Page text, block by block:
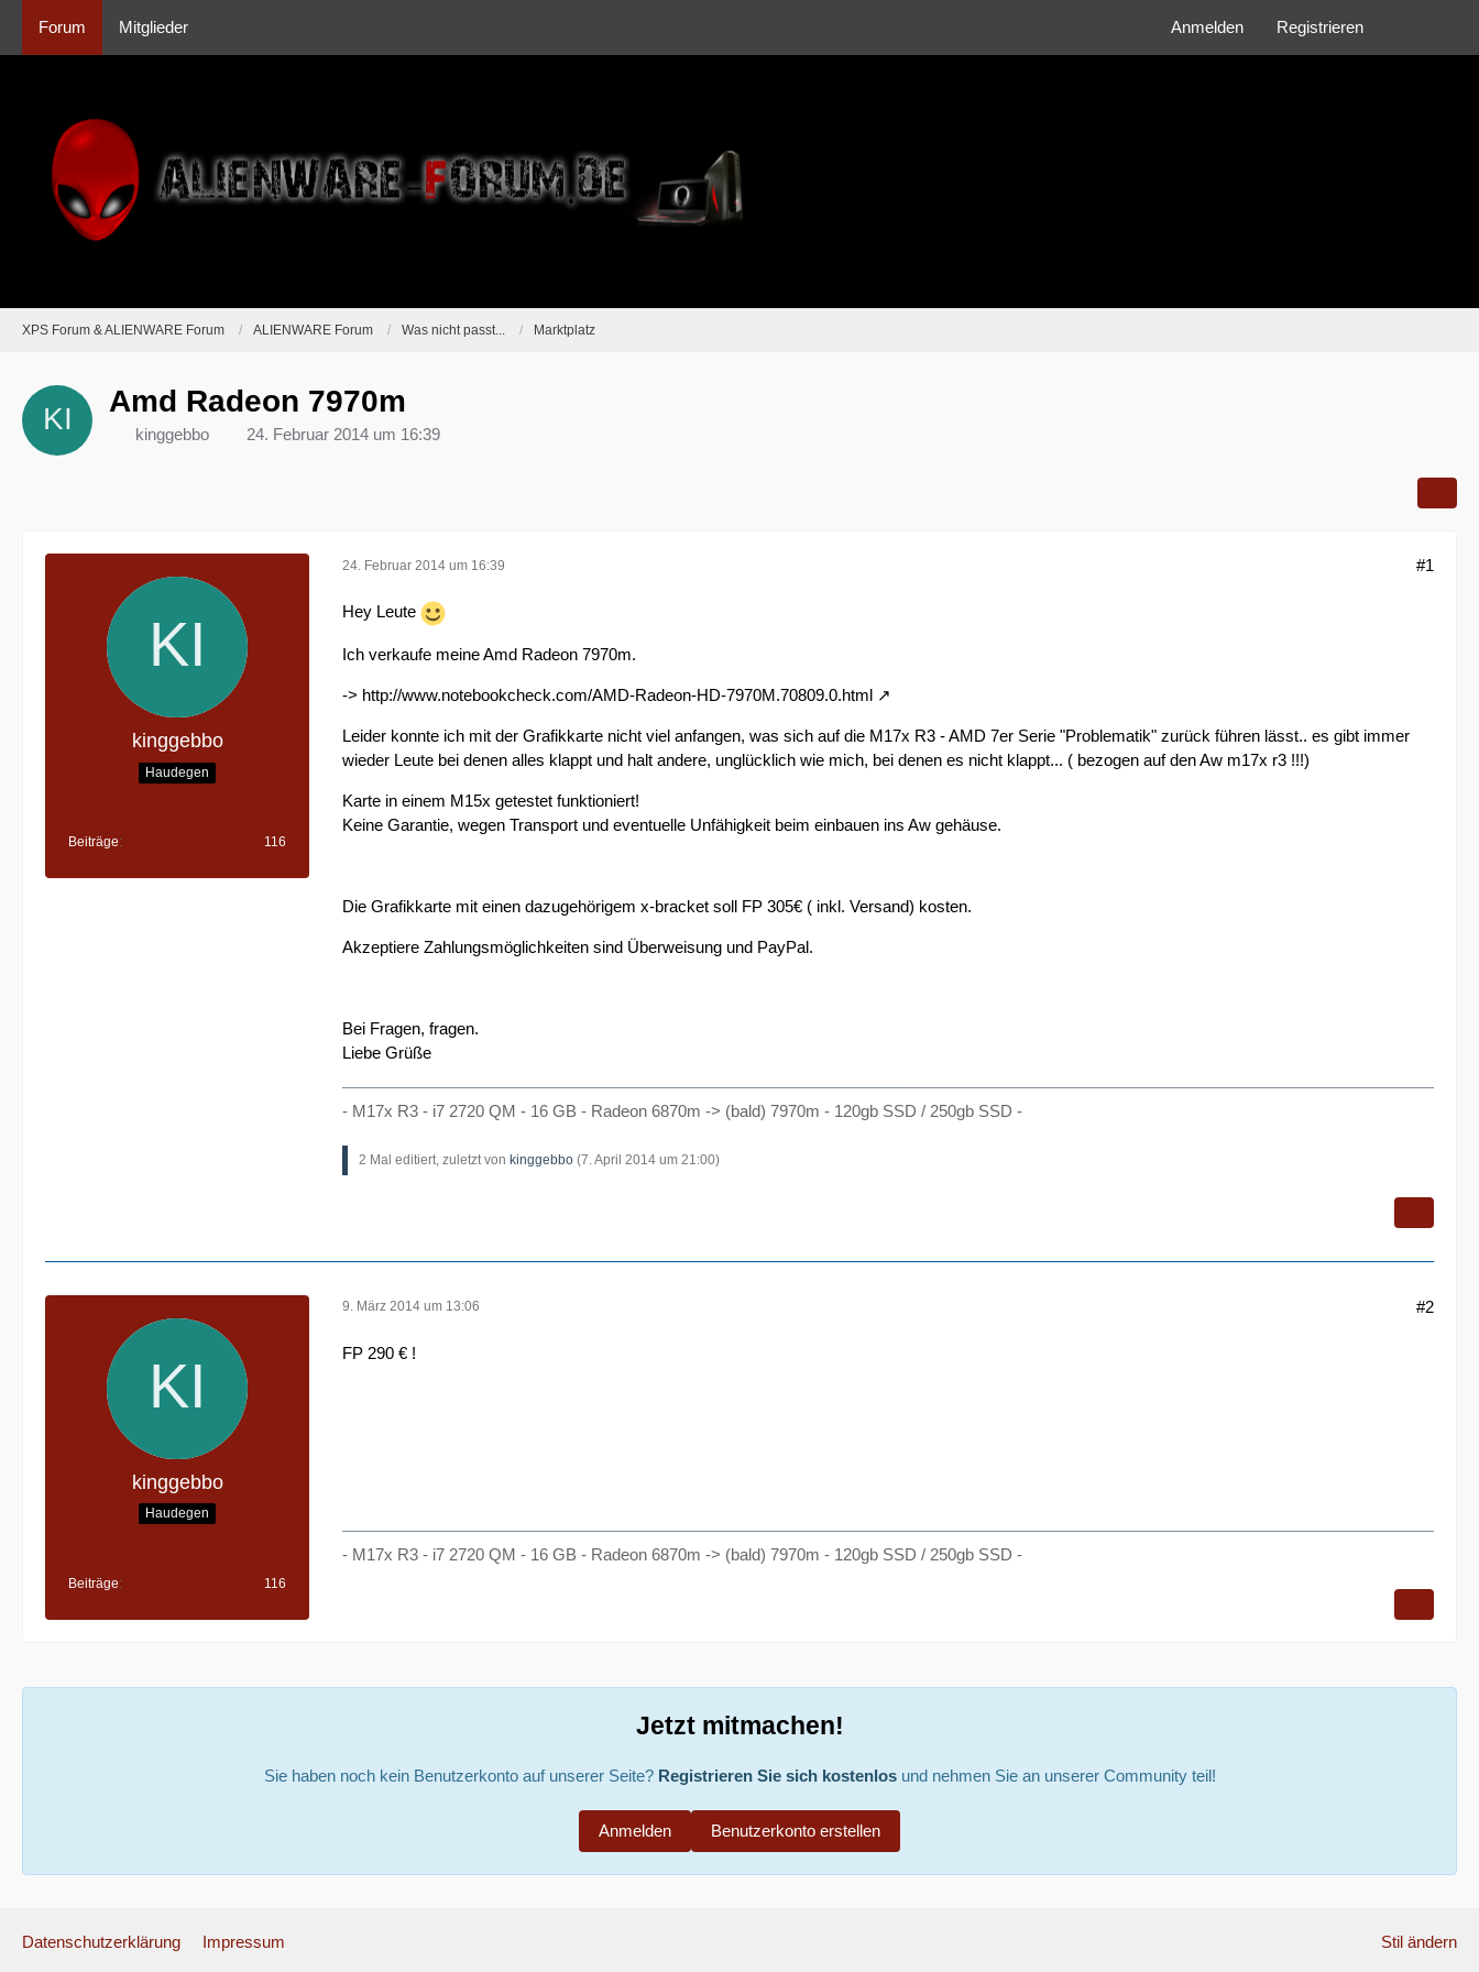
Forum Mitglieder Anmelden Registrieren
XPS Forum & ALIENWARE Forum ALIENWARE Forum Was nicht passt... Marktplatz
Amd Radeon 7970m
kinggebbo 24. Februar 2014 um 16:39
kinggebbo
Haudegen
Beiträge 116
24. Februar 2014 um 16:39 #1
Hey Leute
Ich verkaufe meine Amd Radeon 7970m.
-> http://www.notebookcheck.com/AMD-Radeon-HD-7970M.70809.0.html
Leider konnte ich mit der Grafikkarte nicht viel anfangen, was sich auf die M17x R3 - AMD 7er Serie "Problematik" zurück führen lässt.. es gibt immer
wieder Leute bei denen alles klappt und halt andere, unglücklich wie mich, bei denen es nicht klappt... ( bezogen auf den Aw m17x r3 !!!)
Karte in einem M15x getestet funktioniert!
Keine Garantie, wegen Transport und eventuelle Unfähigkeit beim einbauen ins Aw gehäuse.
Die Grafikkarte mit einen dazugehörigem x-bracket soll FP 305€ ( inkl. Versand) kosten.
Akzeptiere Zahlungsmöglichkeiten sind Überweisung und PayPal.
Bei Fragen, fragen.
Liebe Grüße
- M17x R3 - i7 2720 QM - 16 GB - Radeon 6870m -> (bald) 7970m - 120gb SSD / 250gb SSD -
2 Mal editiert, zuletzt von kinggebbo (7. April 2014 um 21:00)
kinggebbo
Haudegen
Beiträge 116
9. März 2014 um 13:06 #2
FP 290 € !
- M17x R3 - i7 2720 QM - 16 GB - Radeon 6870m -> (bald) 7970m - 120gb SSD / 250gb SSD -
Jetzt mitmachen!
Sie haben noch kein Benutzerkonto auf unserer Seite? Registrieren Sie sich kostenlosund nehmen Sie an unserer Community teil!
Benutzerkonto erstellen
Anmelden
Stil ändern
Datenschutzerklärung Impressum